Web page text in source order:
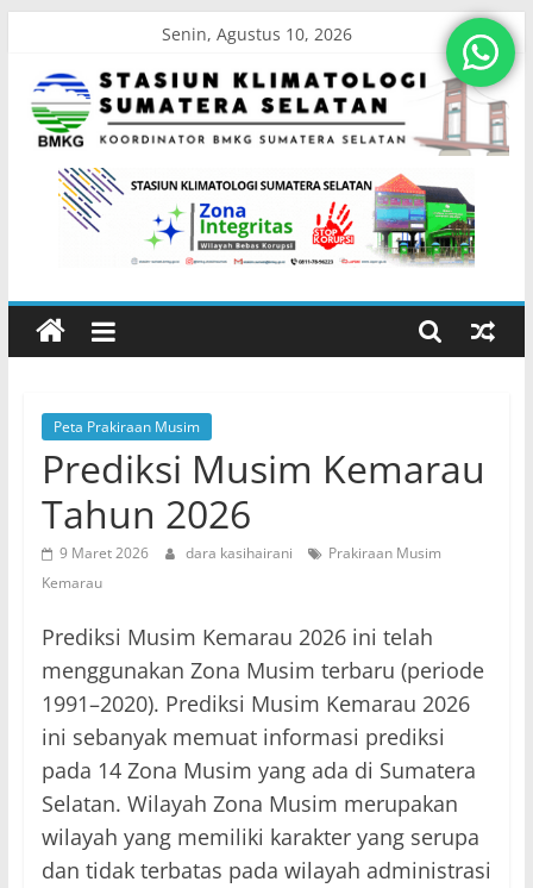
content
Senin, Agustus 10, 2026
Stasiun
Klimatologi
Sumatera
Koordinator
BMKG
Sumatera
Selatan
Peta Prakiraan Musim
Prediksi Musim Kemarau
Tahun 2026
9 Maret 2026 dara kasihairani
Prakiraan Musim
Kemarau
Prediksi Musim Kemarau 2026 ini telah
menggunakan Zona Musim terbaru (periode
1991–2020). Prediksi Musim Kemarau 2026
ini sebanyak memuat informasi prediksi
pada 14 Zona Musim yang ada di Sumatera
Selatan. Wilayah Zona Musim merupakan
wilayah yang memiliki karakter yang serupa
dan tidak terbatas pada wilayah administrasi